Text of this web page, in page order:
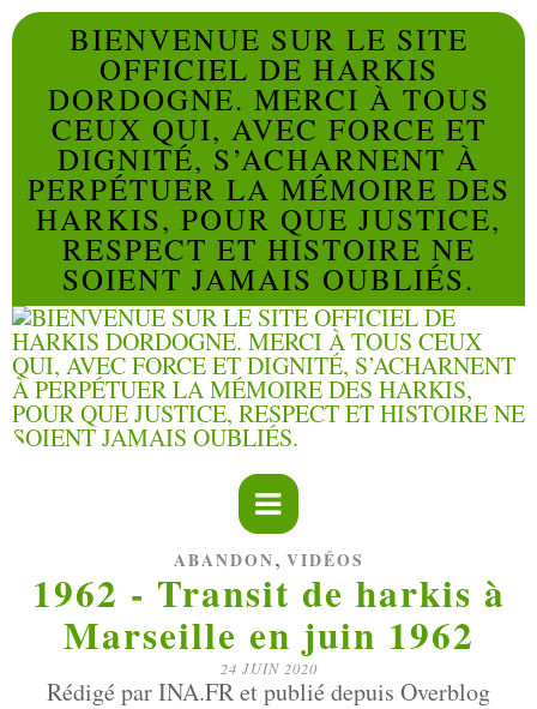
BIENVENUE SUR LE SITE
OFFICIEL DE HARKIS
DORDOGNE. MERCI À TOUS
CEUX QUI, AVEC FORCE ET
DIGNITÉ, S’ACHARNENT À
PERPÉTUER LA MÉMOIRE DES
HARKIS, POUR QUE JUSTICE,
RESPECT ET HISTOIRE NE
SOIENT JAMAIS OUBLIÉS.
ABANDON, VIDÉOS
1962 - Transit de harkis à
Marseille en juin 1962
24 JUIN 2020
Rédigé par INA.FR et publié depuis Overblog